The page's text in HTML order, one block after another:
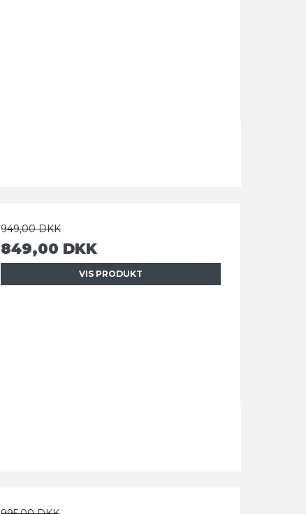
949,00 DKK
849,00 DKK
VIS PRODUKT